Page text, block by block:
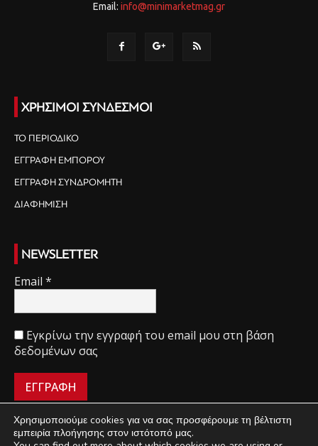
Email: info@minimarketmag.gr
ΧΡΗΣΙΜΟΙ ΣΥΝΔΕΣΜΟΙ
ΤΟ ΠΕΡΙΟΔΙΚΟ
ΕΓΓΡΑΦΗ ΕΜΠΟΡΟΥ
ΕΓΓΡΑΦΗ ΣΥΝΔΡΟΜΗΤΗ
ΔΙΑΦΗΜΙΣΗ
NEWSLETTER
Email *
Εγκρίνω την εγγραφή του email μου στη βάση
δεδομένων σας
Χρησιμοποιούμε cookies για να σας προσφέρουμε τη βέλτιστη
εμπειρία πλοήγησης στον ιστότοπό μας.